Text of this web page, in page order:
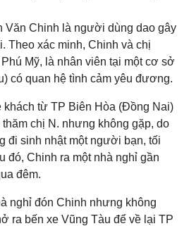
Văn Chinh là người dùng dao gây
Theo xác minh, Chinh và chị
Mỹ, là nhân viên tại một cơ sở
có quan hệ tình cảm yêu đương.
khách từ TP Biên Hòa (Đồng Nai)
chị N. nhưng không gặp, do
đi sinh nhật một người bạn, tối
đó, Chinh ra một nhà nghỉ gần
đêm.
nghỉ đón Chinh nhưng không
ra bến xe Vũng Tàu để về lại TP